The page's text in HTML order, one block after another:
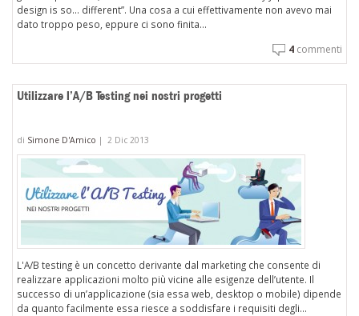
design is so... different”. Una cosa a cui effettivamente non avevo mai
dato troppo peso, eppure ci sono finita...
4 commenti
Utilizzare l’A/B Testing nei nostri progetti
di Simone D'Amico | 2 Dic 2013
L'A/B testing è un concetto derivante dal marketing che consente di
realizzare applicazioni molto più vicine alle esigenze dell’utente. Il
successo di un’applicazione (sia essa web, desktop o mobile) dipende
da quanto facilmente essa riesce a soddisfare i requisiti degli...